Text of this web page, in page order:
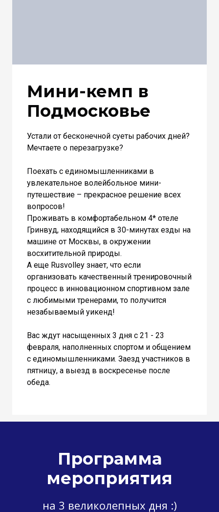
Мини-кемп в
Подмосковье
Устали от бесконечной суеты рабочих дней?
Мечтаете о перезагрузке?
Поехать с единомышленниками в
увлекательное волейбольное мини-
путешествие – прекрасное решение всех
вопросов!
Проживать в комфортабельном 4* отеле
Гринвуд, находящийся в 30-минутах езды на
машине от Москвы, в окружении
восхитительной природы.
А еще Rusvolley знает, что если
организовать качественный тренировочный
процесс в инновационном спортивном зале
с любимыми тренерами, то получится
незабываемый уикенд!
Вас ждут насыщенных 3 дня с 21 - 23
февраля, наполненных спортом и общением
с единомышленниками. Заезд участников в
пятницу, а выезд в воскресенье после
обеда.
Программа
мероприятия
на 3 великолепных дня :)